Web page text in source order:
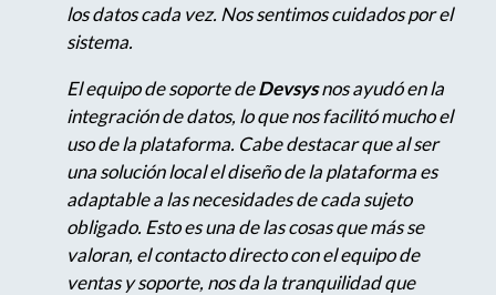
los datos cada vez. Nos sentimos cuidados por el
sistema.
El equipo de soporte deDevsysnos ayudó en la
integración de datos, lo que nos facilitó mucho el
uso de la plataforma. Cabe destacar que al ser
una solución local el diseño de la plataforma es
adaptable a las necesidades de cada sujeto
obligado. Esto es una de las cosas que más se
valoran, el contacto directo con el equipo de
ventas y soporte, nos da la tranquilidad que